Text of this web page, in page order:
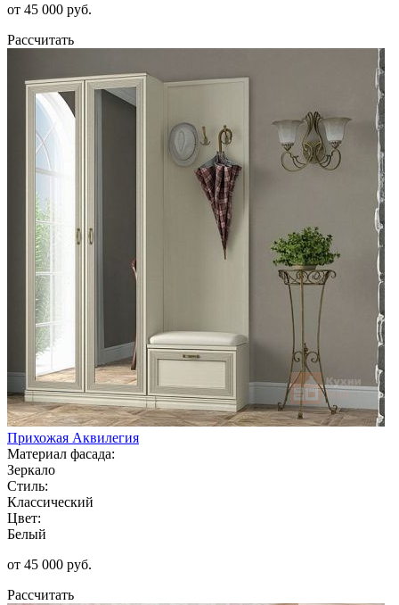
от 45 000 руб.
Рассчитать
Прихожая Аквилегия
Материал фасада:
Зеркало
Стиль:
Классический
Цвет:
Белый
от 45 000 руб.
Рассчитать